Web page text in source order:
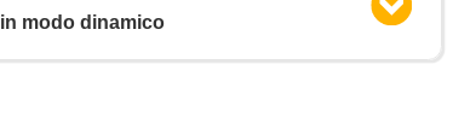
in modo dinamico